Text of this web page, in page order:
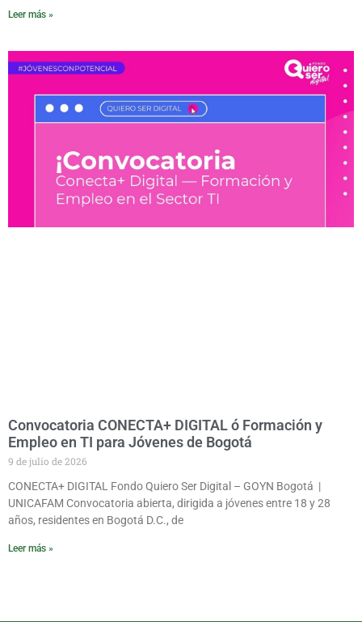
Leer más »
Convocatoria CONECTA+ DIGITAL ó Formación y
Empleo en TI para Jóvenes de Bogotá
9 de julio de 2026
CONECTA+ DIGITAL Fondo Quiero Ser Digital – GOYN Bogotá |
UNICAFAM Convocatoria abierta, dirigida a jóvenes entre 18 y 28
años, residentes en Bogotá D.C., de
Leer más »